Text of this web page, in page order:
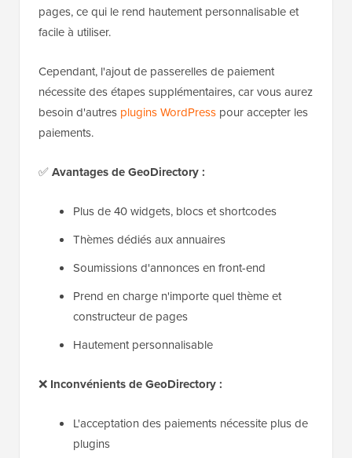
pages, ce qui le rend hautement personnalisable et
facile à utiliser.
Cependant, l'ajout de passerelles de paiement
nécessite des étapes supplémentaires, car vous aurez
besoin d'autres plugins WordPress pour accepter les
paiements.
✅Avantages de GeoDirectory :
Plus de 40 widgets, blocs et shortcodes
Thèmes dédiés aux annuaires
Soumissions d'annonces en front-end
Prend en charge n'importe quel thème et
constructeur de pages
Hautement personnalisable
❌ Inconvénients de GeoDirectory :
L'acceptation des paiements nécessite plus de
plugins